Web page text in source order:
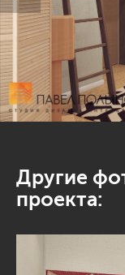
Другие
проекта: